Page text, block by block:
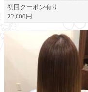
初回クーポン有り
22,000円